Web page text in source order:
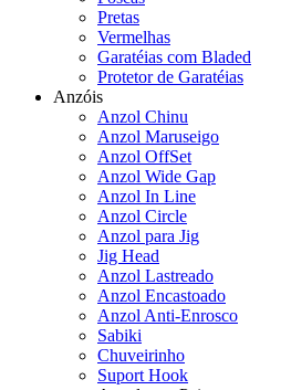
Pretas
Vermelhas
Garatéias com Bladed
Protetor de Garatéias
Anzóis
Anzol Chinu
Anzol Maruseigo
Anzol OffSet
Anzol Wide Gap
Anzol In Line
Anzol Circle
Anzol para Jig
Jig Head
Anzol Lastreado
Anzol Encastoado
Anzol Anti-Enrosco
Sabiki
Chuveirinho
Suport Hook